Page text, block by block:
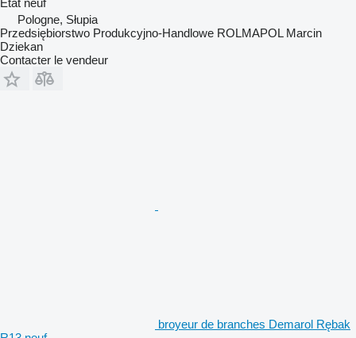
État neuf
Pologne, Słupia
Przedsiębiorstwo Produkcyjno-Handlowe ROLMAPOL Marcin
Dziekan
Contacter le vendeur
broyeur de branches Demarol Rębak